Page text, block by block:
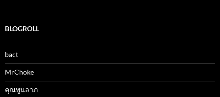
BLOGROLL
bact
MrChoke
คุณพูนลาภ